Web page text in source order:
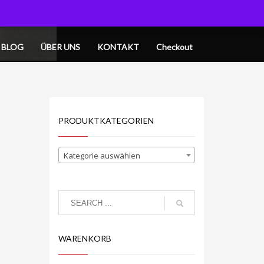
BLOG ÜBER UNS KONTAKT Checkout
PRODUKTKATEGORIEN
Kategorie auswählen
WARENKORB